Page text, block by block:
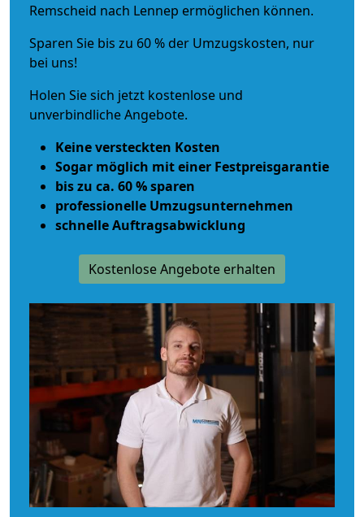
Remscheid nach Lennep ermöglichen können.
Sparen Sie bis zu 60 % der Umzugskosten, nur
bei uns!
Holen Sie sich jetzt kostenlose und
unverbindliche Angebote.
Keine versteckten Kosten
Sogar möglich mit einer Festpreisgarantie
bis zu ca. 60 % sparen
professionelle Umzugsunternehmen
schnelle Auftragsabwicklung
Kostenlose Angebote erhalten